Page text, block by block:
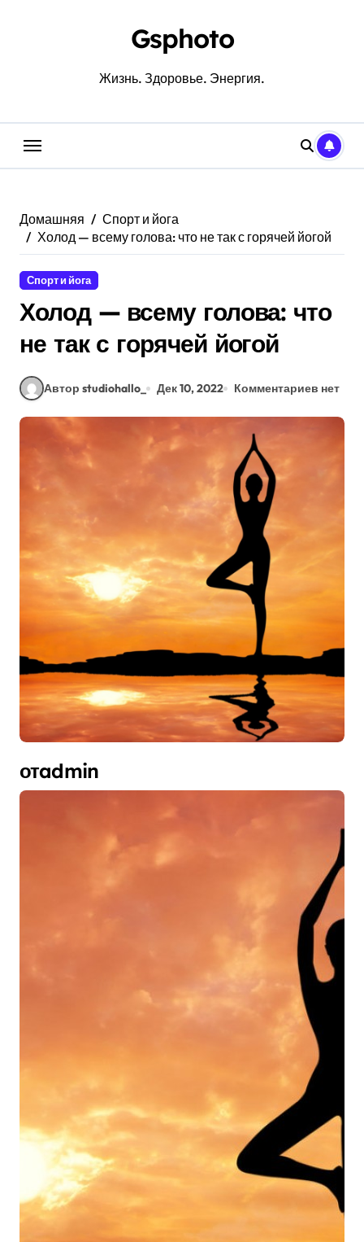
Gsphoto
Жизнь. Здоровье. Энергия.
Домашняя
Спорт и йога
Холод — всему голова: что не так с горячей йогой
Спорт и йога
Холод — всему голова: что
не так с горячей йогой
Автор studiohallo_ Дек 10, 2022 Комментариев нет
отadmin